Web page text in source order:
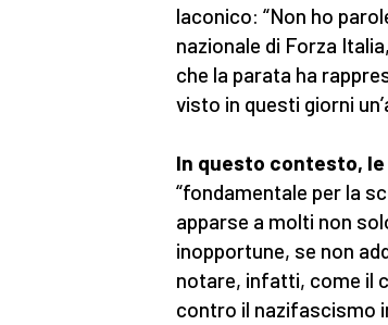
laconico: “Non ho
nazionale di Forza
che la parata ha
visto in questi giorni
In questo contesto, le
“fondamentale per la
apparse a molti non
inopportune, se non
notare, infatti, come il
contro il nazifascismo